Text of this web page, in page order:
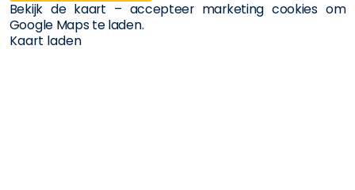
Bekijk de kaart – accepteer marketing cookies om
Google Maps te laden.
Kaart laden